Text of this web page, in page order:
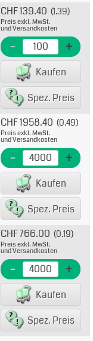
Typ:
EME
CHF 139.40 (1.39)
Preis exkl. MwSt.
und Versandkosten
- +
Kaufen
Spez. Preis
Typ:
EME
CHF 1958.40 (0.49)
Preis exkl. MwSt.
und Versandkosten
- +
Kaufen
Spez. Preis
Typ:
EME
CHF 766.00 (0.19)
Preis exkl. MwSt.
und Versandkosten
- +
Kaufen
Spez. Preis